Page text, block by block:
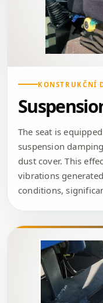
KONSTRUKČNÍ
The seat is
suspension
dust cover. This
vibrations
conditions,